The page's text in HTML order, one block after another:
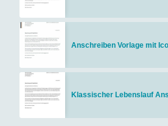
Anschreiben Vorlage mit
Klassischer Lebenslauf